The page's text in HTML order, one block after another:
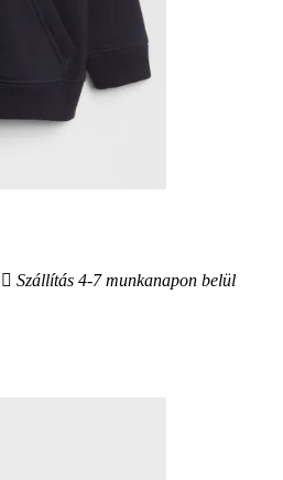
Szállítás 4-7 munkanapon belül